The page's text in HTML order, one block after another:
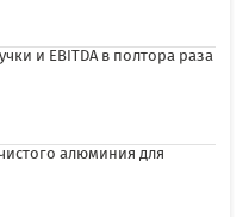
и EBITDA в полтора раза
алюминия для